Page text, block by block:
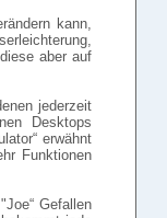
kann,
aber auf
jederzeit
Desktops
erwähnt
Funktionen
Gefallen